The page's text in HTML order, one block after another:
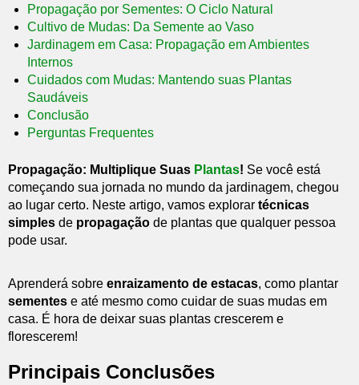
Propagação por Sementes: O Ciclo Natural
Cultivo de Mudas: Da Semente ao Vaso
Jardinagem em Casa: Propagação em Ambientes
Internos
Cuidados com Mudas: Mantendo suas Plantas
Saudáveis
Conclusão
Perguntas Frequentes
Propagação: Multiplique Suas Plantas! Se você está
começando sua jornada no mundo da jardinagem, chegou
ao lugar certo. Neste artigo, vamos explorar técnicas
simples de propagação de plantas que qualquer pessoa
pode usar.
Aprenderá sobre enraizamento de estacas, como plantar
sementes e até mesmo como cuidar de suas mudas em
casa. É hora de deixar suas plantas crescerem e
florescerem!
Principais Conclusões